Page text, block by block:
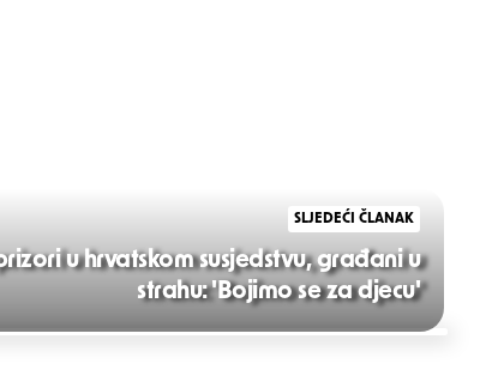
SLJEDEĆI ČLANAK
u hrvatskom susjedstvu, građani u
strahu: 'Bojimo se za djecu'